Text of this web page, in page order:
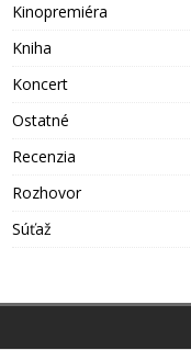
Kinopremiéra
Kniha
Koncert
Ostatné
Recenzia
Rozhovor
Súťaž